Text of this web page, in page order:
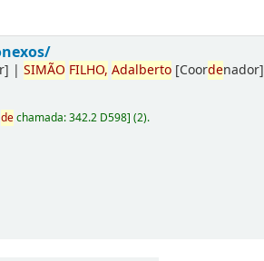
|SIMÃO FILHO, Adalberto [Coordenador]
dechamada:342.2 D598](2).